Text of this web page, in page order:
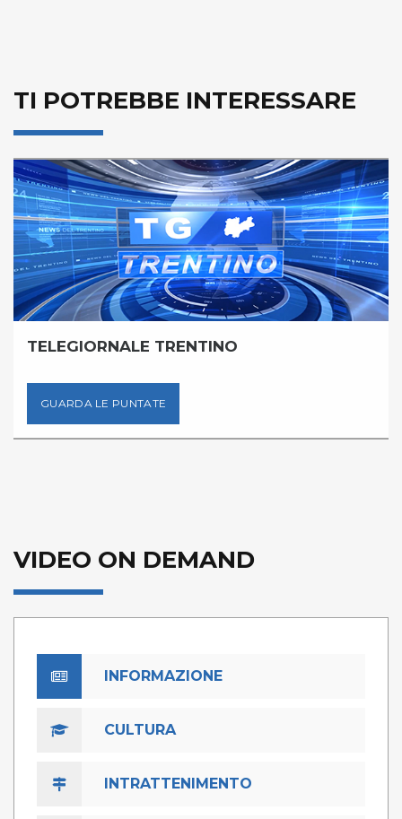
TI POTREBBE INTERESSARE
TELEGIORNALE TRENTINO
GUARDA LE PUNTATE
VIDEO ON DEMAND
INFORMAZIONE
CULTURA
INTRATTENIMENTO